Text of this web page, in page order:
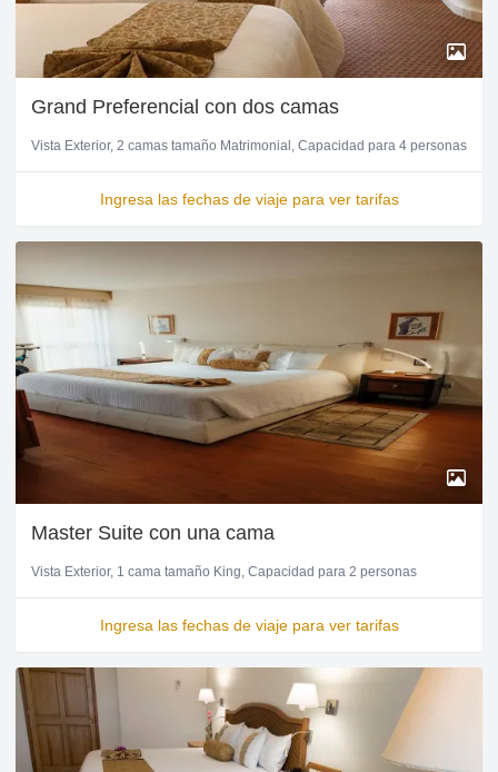
Grand Preferencial con dos camas
Vista Exterior 2 camas tamaño Matrimonial Capacidad para 4 personas
Ingresa las fechas de viaje para ver tarifas
Master Suite con una cama
Vista Exterior 1 cama tamaño King Capacidad para 2 personas
Ingresa las fechas de viaje para ver tarifas